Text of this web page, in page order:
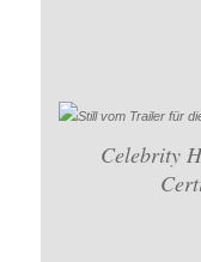
Celebrity